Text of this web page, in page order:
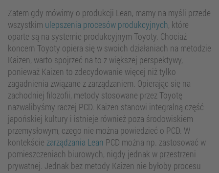
Zatem gdy mówimy o produkcji Lean, mamy na myśli przede
wszystkim ulepszenia procesów produkcyjnych, które
oparte są na systemie produkcyjnym Toyoty. Chociaż
koncern Toyoty opiera się w swoich działaniach na metodzie
Kaizen, warto spojrzeć na to z większej perspektywy,
ponieważ Kaizen to zdecydowanie więcej niż tylko
zagadnienia związane z zarządzaniem. Opierając się na
zachodniej filozofii, metody stosowane przez Toyotę
nazwalibyśmy raczej PCD. Kaizen stanowi integralną część
japońskiej kultury i istnieje również poza środowiskiem
przemysłowym, czego nie można powiedzieć o PCD. W
kontekście zarządzania Lean PCD można np. zastosować w
pomieszczeniach biurowych, nigdy jednak w przestrzeni
prywatnej. Jednak bez metody Kaizen nie byłoby procesu